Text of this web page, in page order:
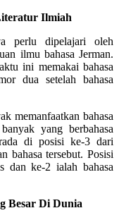
Ilmiah
perlu dipelajari oleh
ilmu bahasa Jerman.
ini memakai bahasa
dua setelah bahasa
memanfaatkan bahasa
yang berbahasa
di posisi ke-3 dari
bahasa tersebut. Posisi
dan ke-2 ialah bahasa
Besar Di Dunia